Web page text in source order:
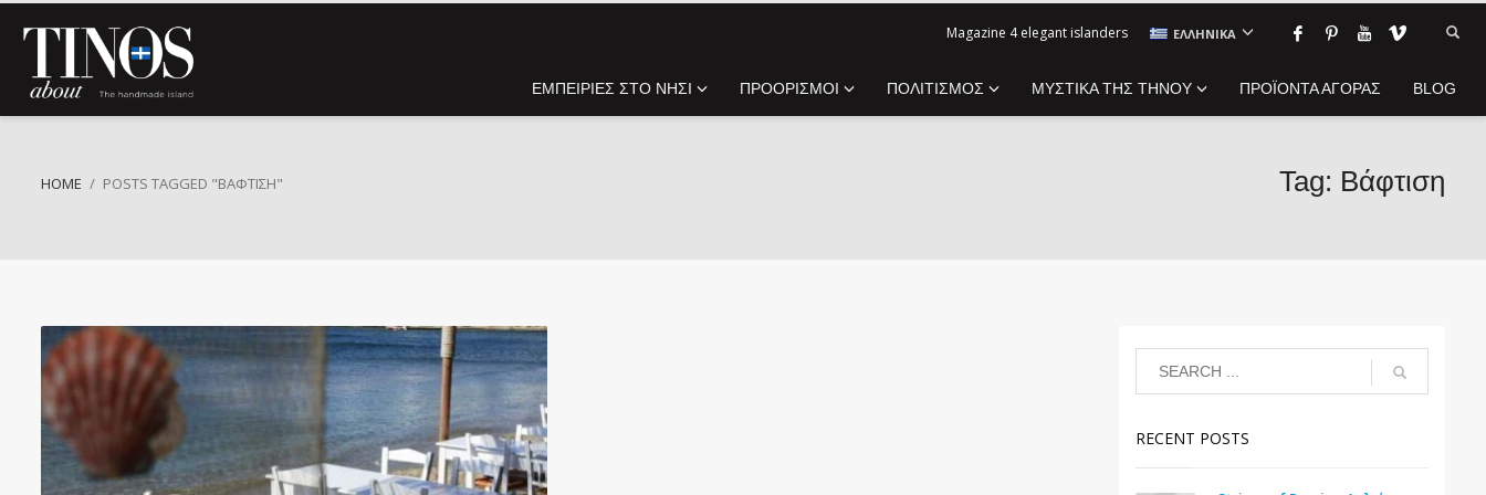
Magazine 4 elegant islanders ΕΛΛΗΝΙΚΆ
ΕΜΠΕΙΡΙΕΣ ΣΤΟ ΝΗΣΙ ΠΡΟΟΡΙΣΜΟΙ ΠΟΛΙΤΙΣΜΟΣ ΜΥΣΤΙΚΑ ΤΗΣ ΤΗΝΟΥ ΠΡΟΪΟΝΤΑ ΑΓΟΡΑΣ BLOG
HOME POSTS TAGGED "ΒΆΦΤΙΣΗ" Tag: Βάφτιση
RECENT POSTS